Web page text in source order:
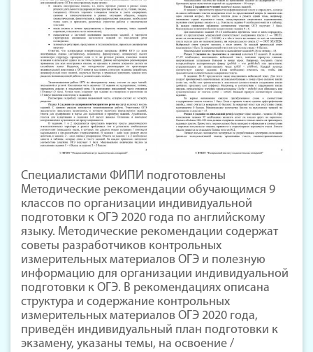
Специалистами ФИПИ подготовлены
Методические рекомендации обучающимся 9
классов по организации индивидуальной
подготовки к ОГЭ 2020 года по английскому
языку. Методические рекомендации содержат
советы разработчиков контрольных
измерительных материалов ОГЭ и полезную
информацию для организации индивидуальной
подготовки к ОГЭ. В рекомендациях описана
структура и содержание контрольных
измерительных материалов ОГЭ 2020 года,
приведён индивидуальный план подготовки к
экзамену, указаны темы, на освоение /